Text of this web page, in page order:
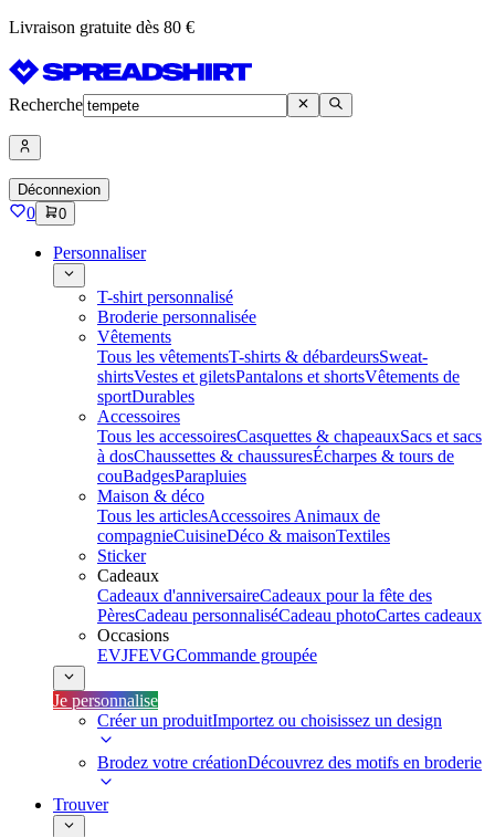
Livraison gratuite dès 80 €
Recherche
Déconnexion
0 0
Personnaliser
T-shirt personnalisé
Broderie personnalisée
Vêtements
Tous les vêtementsT-shirts & débardeursSweat-
shirtsVestes et giletsPantalons et shortsVêtements de
sportDurables
Accessoires
Tous les accessoiresCasquettes & chapeauxSacs et sacs
à dosChaussettes & chaussuresÉcharpes & tours de
couBadgesParapluies
Maison & déco
Tous les articlesAccessoires Animaux de
compagnieCuisineDéco & maisonTextiles
Sticker
Cadeaux
Cadeaux d'anniversaireCadeaux pour la fête des
PèresCadeau personnaliséCadeau photoCartes cadeaux
Occasions
EVJFEVGCommande groupée
Je personnalise
Créer un produitImportez ou choisissez un design
Brodez votre créationDécouvrez des motifs en broderie
Trouver